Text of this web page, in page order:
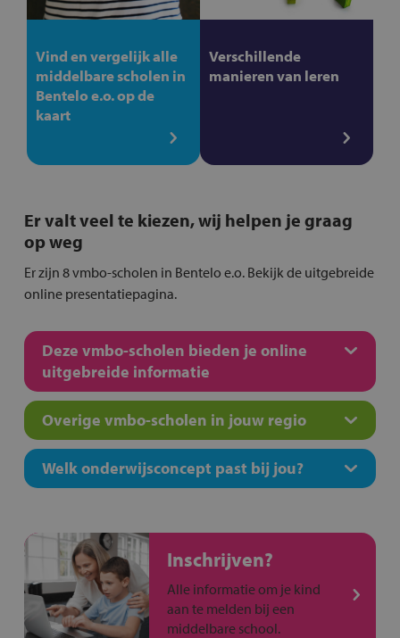
Vind en vergelijk alle
middelbare scholen in
Bentelo e.o. op de
kaart
Verschillende
manieren van leren
Er valt veel te kiezen, wij helpen je graag
op weg
Er zijn 8 vmbo-scholen in Bentelo e.o. Bekijk de uitgebreide
online presentatiepagina.
Deze vmbo-scholen bieden je online
uitgebreide informatie
Overige vmbo-scholen in jouw regio
Welk onderwijsconcept past bij jou?
Inschrijven?
Alle informatie om je kind
aan te melden bij een
middelbare school.